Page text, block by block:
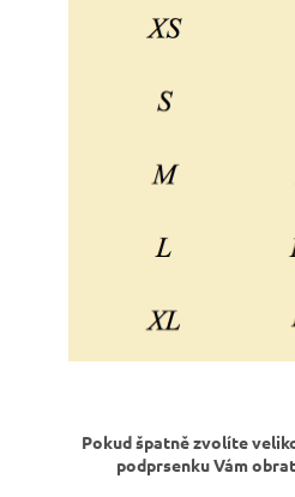
Pokud špatně zvolíte
podprsenku Vám